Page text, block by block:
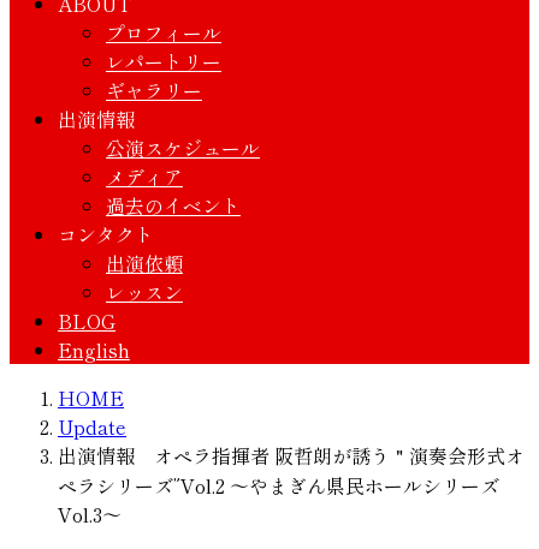
プロフィール
レパートリー
ギャラリー
出演情報
公演スケジュール
メディア
過去のイベント
コンタクト
出演依頼
レッスン
BLOG
English
HOME
Update
出演情報 オペラ指揮者 阪哲朗が誘う＂演奏会形式オ
ペラシリーズ”Vol.2 ～やまぎん県民ホールシリーズ
Vol.3～